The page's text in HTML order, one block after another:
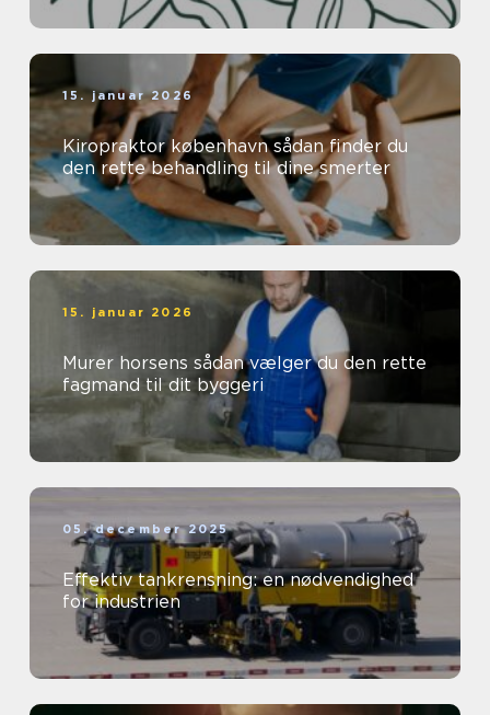
15. januar 2026
Kiropraktor københavn sådan finder du
den rette behandling til dine smerter
15. januar 2026
Murer horsens sådan vælger du den rette
fagmand til dit byggeri
05. december 2025
Effektiv tankrensning: en nødvendighed
for industrien